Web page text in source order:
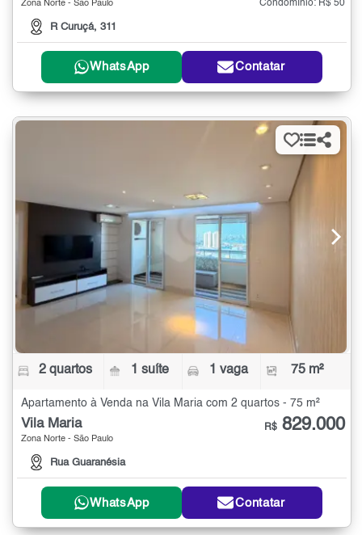
Zona Norte - São Paulo
R Curuçá, 311
Condomínio: R$ 50
WhatsApp Contatar
2 quartos 1 suíte 1 vaga 75 m²
Apartamento à Venda na Vila Maria com 2 quartos - 75 m²
Vila Maria
Zona Norte - São Paulo
Rua Guaranésia
R$ 829.000
WhatsApp Contatar